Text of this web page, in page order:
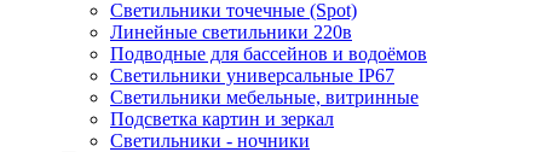
Светильники точечные (Spot)
Линейные светильники 220в
Подводные для бассейнов и водоёмов
Светильники универсальные IP67
Светильники мебельные, витринные
Подсветка картин и зеркал
Светильники - ночники